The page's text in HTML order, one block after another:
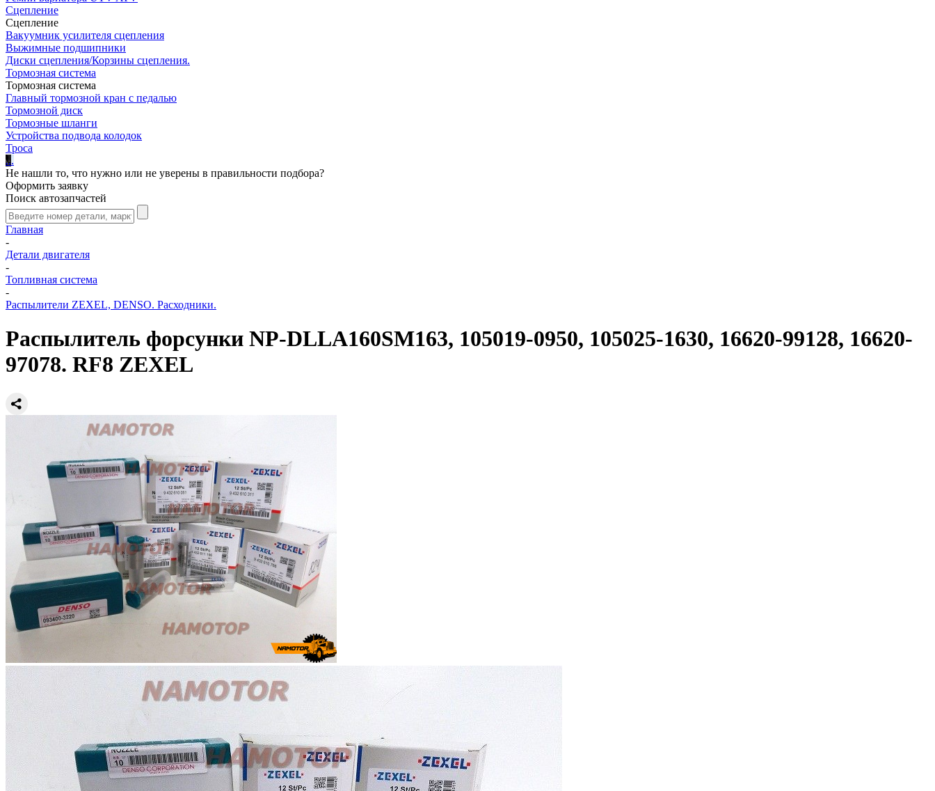
Сцепление
Сцепление
Вакуумник усилителя сцепления
Выжимные подшипники
Диски сцепления/Корзины сцепления.
Тормозная система
Тормозная система
Главный тормозной кран с педалью
Тормозной диск
Тормозные шланги
Устройства подвода колодок
Троса
...
Не нашли то, что нужно или не уверены в правильности подбора?
Оформить заявку
Поиск автозапчастей
Главная
-
Детали двигателя
-
Топливная система
-
Распылители ZEXEL, DENSO. Расходники.
Распылитель форсунки NP-DLLA160SM163, 105019-0950, 105025-1630, 16620-99128, 16620-
97078. RF8 ZEXEL